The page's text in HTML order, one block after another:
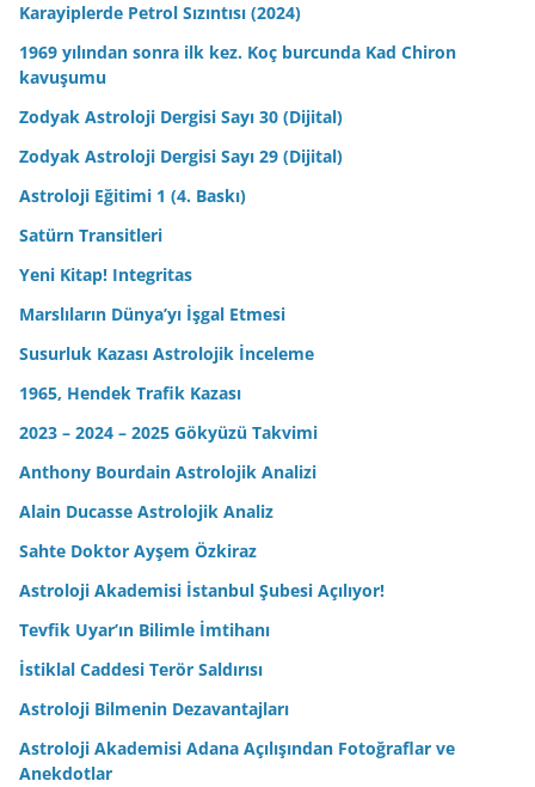
Karayiplerde Petrol Sızıntısı (2024)
1969 yılından sonra ilk kez. Koç burcunda Kad Chiron
kavuşumu
Zodyak Astroloji Dergisi Sayı 30 (Dijital)
Zodyak Astroloji Dergisi Sayı 29 (Dijital)
Astroloji Eğitimi 1 (4. Baskı)
Satürn Transitleri
Yeni Kitap! Integritas
Marslıların Dünya’yı İşgal Etmesi
Susurluk Kazası Astrolojik İnceleme
1965, Hendek Trafik Kazası
2023 – 2024 – 2025 Gökyüzü Takvimi
Anthony Bourdain Astrolojik Analizi
Alain Ducasse Astrolojik Analiz
Sahte Doktor Ayşem Özkiraz
Astroloji Akademisi İstanbul Şubesi Açılıyor!
Tevfik Uyar’ın Bilimle İmtihanı
İstiklal Caddesi Terör Saldırısı
Astroloji Bilmenin Dezavantajları
Astroloji Akademisi Adana Açılışından Fotoğraflar ve
Anekdotlar